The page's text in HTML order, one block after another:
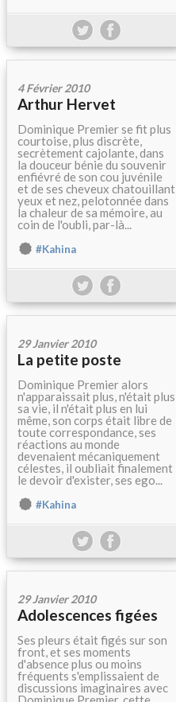
4 Février 2010
Arthur Hervet
Dominique Premier se fit plus
courtoise, plus discrète,
secrètement cajolante, dans
la douceur bénie du souvenir
enfiévré de son cou juvénile
et de ses cheveux chatouillant
yeux et nez, pelotonnée dans
la chaleur de sa mémoire, au
coin de l'oubli, par-là...
#Kahina
29 Janvier 2010
La petite poste
Dominique Premier alors
n'apparaissait plus, n'était plus
sa vie, il n'était plus en lui
même, son corps était libre de
toute correspondance, ses
réactions au monde
devenaient mécaniquement
célestes, il oubliait finalement
le devoir d'exister, ses ego...
#Kahina
29 Janvier 2010
Adolescences figées
Ses pleurs était figés sur son
front, et ses moments
d'absence plus ou moins
fréquents s'emplissaient de
discussions imaginaires avec